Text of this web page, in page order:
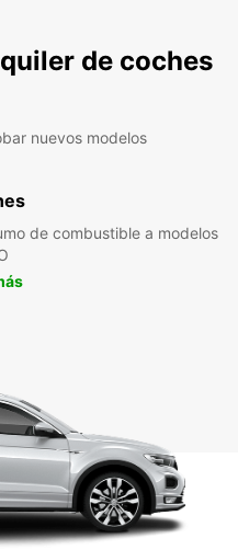
de coches
nuevos modelos
de combustible a modelos